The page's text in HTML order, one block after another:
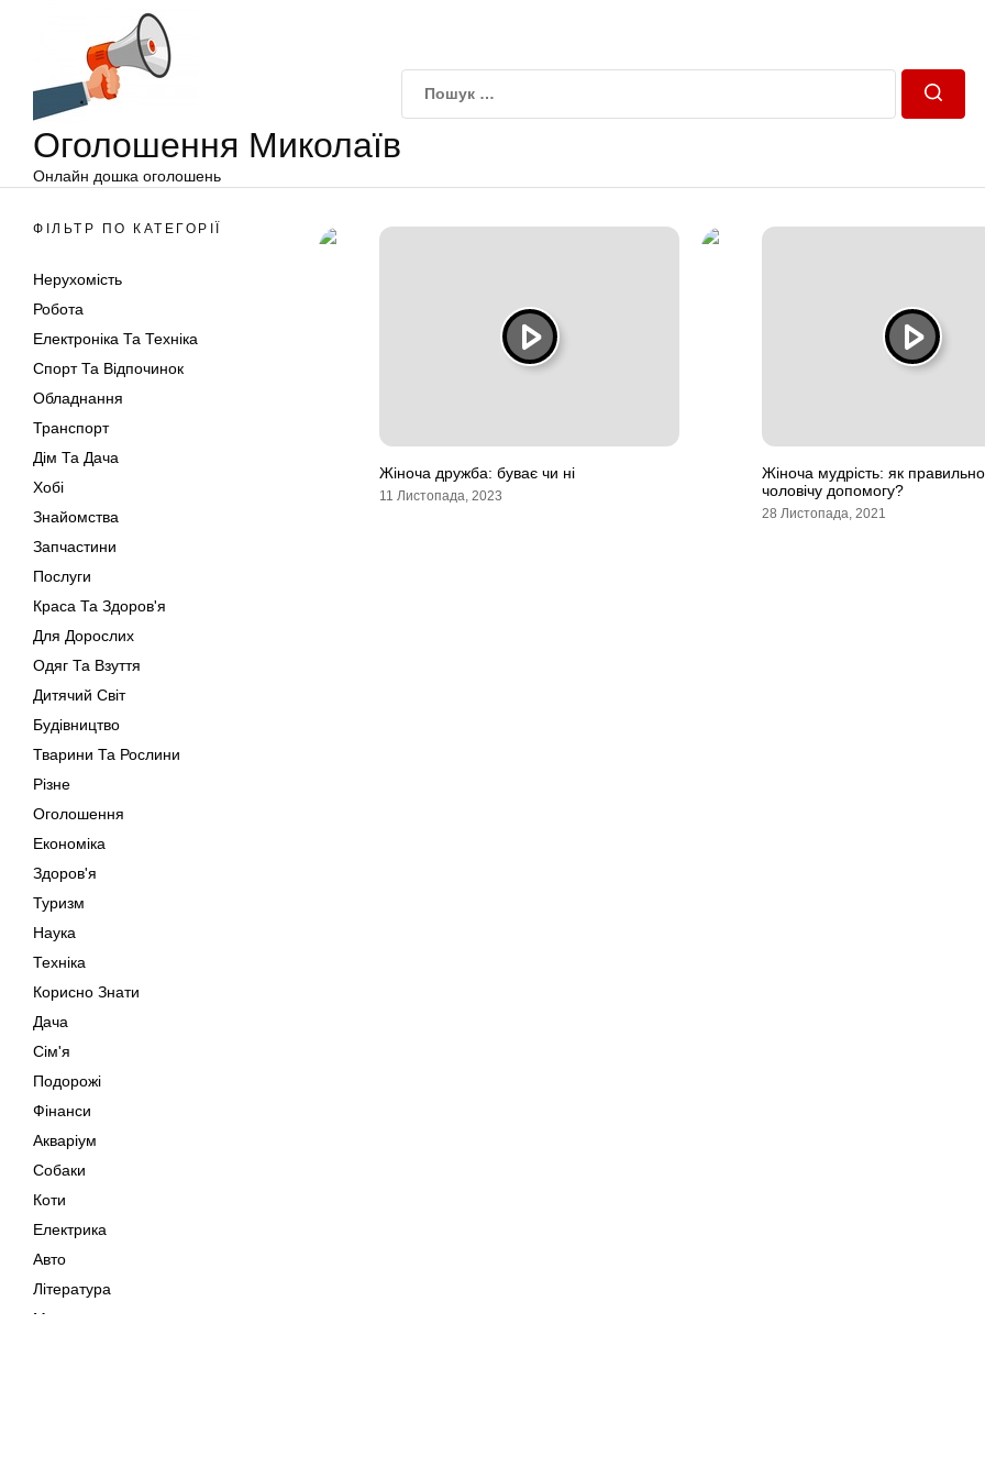
Оголошення Миколаїв
Онлайн дошка оголошень
ФІЛЬТР ПО КАТЕГОРІЇ
Нерухомість
Робота
Електроніка Та Техніка
Спорт Та Відпочинок
Обладнання
Транспорт
Дім Та Дача
Хобі
Знайомства
Запчастини
Послуги
Краса Та Здоров'я
Для Дорослих
Одяг Та Взуття
Дитячий Світ
Будівництво
Тварини Та Рослини
Різне
Оголошення
Економіка
Здоров'я
Туризм
Наука
Техніка
Корисно Знати
Дача
Сім'я
Подорожі
Фінанси
Акваріум
Собаки
Коти
Електрика
Авто
Література
Музика
Жіноча дружба: буває чи ні
11 Листопада, 2023
Жіноча мудрість: як
чоловічу допомогу?
28 Листопада, 2021